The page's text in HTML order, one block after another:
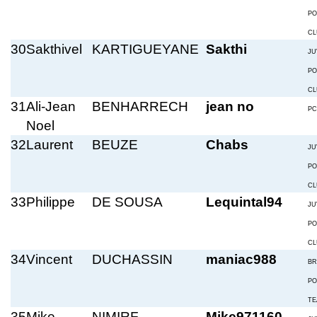
30Sakthivel KARTIGUEYANE Sakthi
31Ali-Jean
Noel
BENHARRECH jean no
32Laurent BEUZE Chabs
33Philippe DE SOUSA Lequintal94
34Vincent DUCHASSIN maniac988